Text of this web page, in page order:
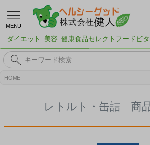
MENU
ダイエット 美容 健康食品セレクトフード ビ
HOME
レトルト・缶詰 商